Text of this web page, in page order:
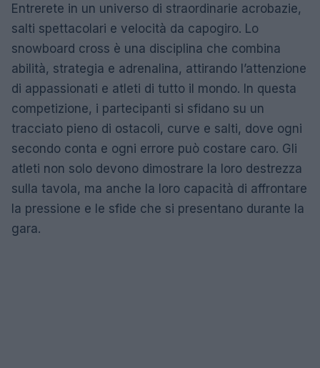
Entrerete in un universo di straordinarie acrobazie,
salti spettacolari e velocità da capogiro. Lo
snowboard cross è una disciplina che combina
abilità, strategia e adrenalina, attirando l’attenzione
di appassionati e atleti di tutto il mondo. In questa
competizione, i partecipanti si sfidano su un
tracciato pieno di ostacoli, curve e salti, dove ogni
secondo conta e ogni errore può costare caro. Gli
atleti non solo devono dimostrare la loro destrezza
sulla tavola, ma anche la loro capacità di affrontare
la pressione e le sfide che si presentano durante la
gara.